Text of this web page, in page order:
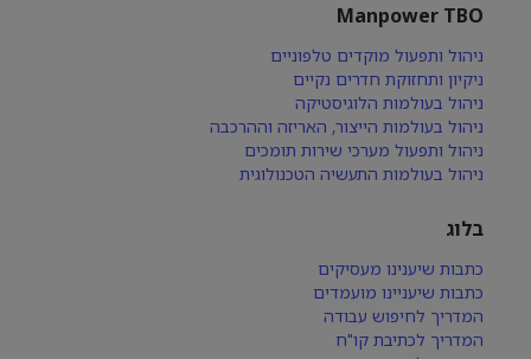
Manpower TBO
ניהול ותפעול מוקדים טלפוניים
ניקיון ותחזוקת חדרים נקיים
ניהול בעולמות הלוגיסטיקה
ניהול בעולמות הייצור, האריזה וההרכבה
ניהול ותפעול מערכי שירות תומכים
ניהול בעולמות התעשיה הטכנולוגית
בלוג
כתבות שיענינו מעסיקים
כתבות שיעניינו מועמדים
המדריך לחיפוש עבודה
המדריך לכתיבת קו"ח